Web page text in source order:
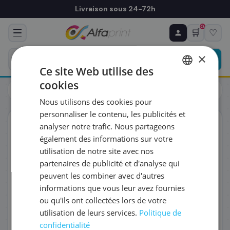
Livraison sous 24-72h
🛒
0
♡
Toners
Canon
ORIGINAL
♻ COMMANDE RÉCURRENTE
Prévoyez & économisez
Programmez votre prochain achat — notre équipe
vous prépare un devis personnalisé
RÉFÉRENCE DU PRODUIT
FRÉQUENCE
QUANTITÉ PAR LIVRAISON
DATE DE PREMIÈRE LIVRAISON SOUHAITÉE
×
Ce site Web utilise des
cookies
Nous utilisons des cookies pour
personnaliser le contenu, les publicités et
analyser notre trafic. Nous partageons
également des informations sur votre
utilisation de notre site avec nos
partenaires de publicité et d'analyse qui
peuvent les combiner avec d'autres
informations que vous leur avez fournies
ou qu'ils ont collectées lors de votre
utilisation de leurs services. Politique de
confidentialité